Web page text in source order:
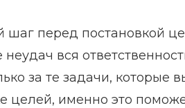
шаг перед постановкой
вся
за те задачи, которые
целей, именно это